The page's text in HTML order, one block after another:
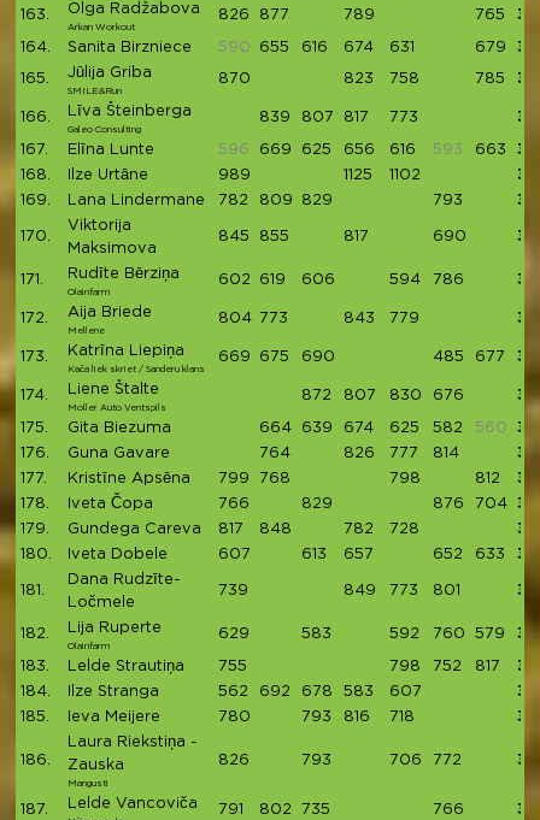
163. Olga Radžabova
Arkan Workout
826 877 789 765
164. Sanita Birzniece 590 655 616 674 631 679
165. Jūlija Griba
SMILE&Run
870 823 758 785
166. Līva Šteinberga
Galeo Consulting
839 807 817 773
167. Elīna Lunte 596 669 625 656 616 593 663
168.
Ilze Urtāne 989 1125 1102
169.
Lana Lindermane 782 809 829 793
170.
Viktorija
Maksimova
845 855 817 690
171. Rudīte Bērziņa
Olainfarm
602 619 606 594 786
172. Aija Briede
Mellene
804 773 843 779
173. Katrīna Liepiņa
Kača liek skriet / Sanderu klans
669 675 690 485 677
174. Liene Štalte
Moller Auto Ventspils
872 807 830 676
175. Gita Biezuma 664 639 674 625 582 560
176.
Guna Gavare 764 826 777 814
177.
Kristīne Apsēna 799 768 798 812
178.
Iveta Čopa 766 829 876 704
179.
Gundega Careva 817 848 782 728
180.
Iveta Dobele 607 613 657 652 633
181.
Dana Rudzīte-
Ločmele
739 849 773 801
182. Lija Ruperte
Olainfarm
629 583 592 760 579
183. Lelde Strautiņa 755 798 752 817
184.
Ilze Stranga 562 692 678 583 607
185.
Ieva Meijere 780 793 816 718
186.
Laura Riekstiņa -
Zauska
Mangusti
826 793 706 772
187. Lelde Vancoviča 791 802 735 766